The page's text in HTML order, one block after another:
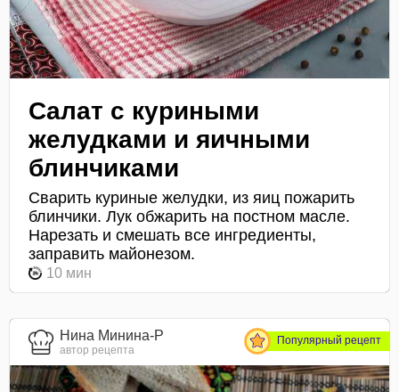
Салат с куриными
желудками и яичными
блинчиками
Сварить куриные желудки, из яиц пожарить
блинчики. Лук обжарить на постном масле.
Нарезать и смешать все ингредиенты,
заправить майонезом.
10 мин
Нина Минина-Р
автор рецепта
Популярный рецепт